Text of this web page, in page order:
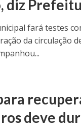
diz
fará testes
da circulação
deve